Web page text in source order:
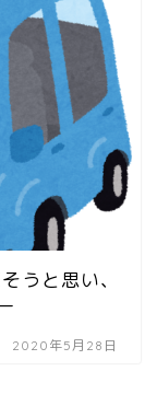
うと思い、
2020年5月28日